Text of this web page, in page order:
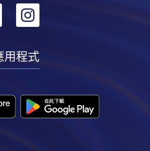
轉
linkedin
轉
instagram
用程式